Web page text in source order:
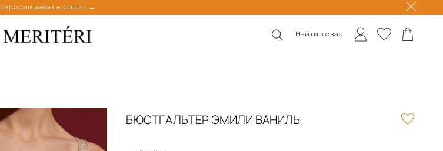
Оформи заказ в Сплит
Найти товар
БЮСТГАЛЬТЕР ЭМИЛИ ВАНИЛЬ